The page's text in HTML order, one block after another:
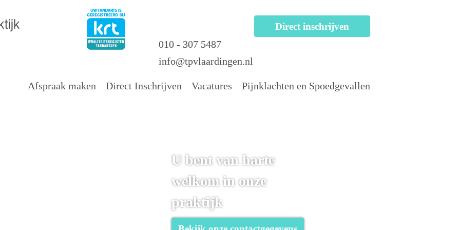
010 - 307 5487
info@tpvlaardingen.nl
Direct inschrijven
Afspraak maken Direct Inschrijven Vacatures Pijnklachten en Spoedgevallen
U bent van harte
welkom in onze
praktijk